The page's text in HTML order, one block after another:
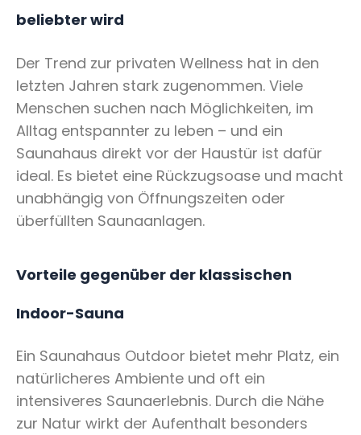
beliebter wird
Der Trend zur privaten Wellness hat in den
letzten Jahren stark zugenommen. Viele
Menschen suchen nach Möglichkeiten, im
Alltag entspannter zu leben – und ein
Saunahaus direkt vor der Haustür ist dafür
ideal. Es bietet eine Rückzugsoase und macht
unabhängig von Öffnungszeiten oder
überfüllten Saunaanlagen.
Vorteile gegenüber der klassischen
Indoor-Sauna
Ein Saunahaus Outdoor bietet mehr Platz, ein
natürlicheres Ambiente und oft ein
intensiveres Saunaerlebnis. Durch die Nähe
zur Natur wirkt der Aufenthalt besonders